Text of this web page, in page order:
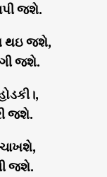
જશે.
થઇ જશે,
જશે.
જશે.
જશે.